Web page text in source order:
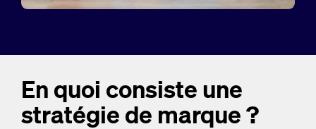
En quoi consiste une
stratégie de marque ?